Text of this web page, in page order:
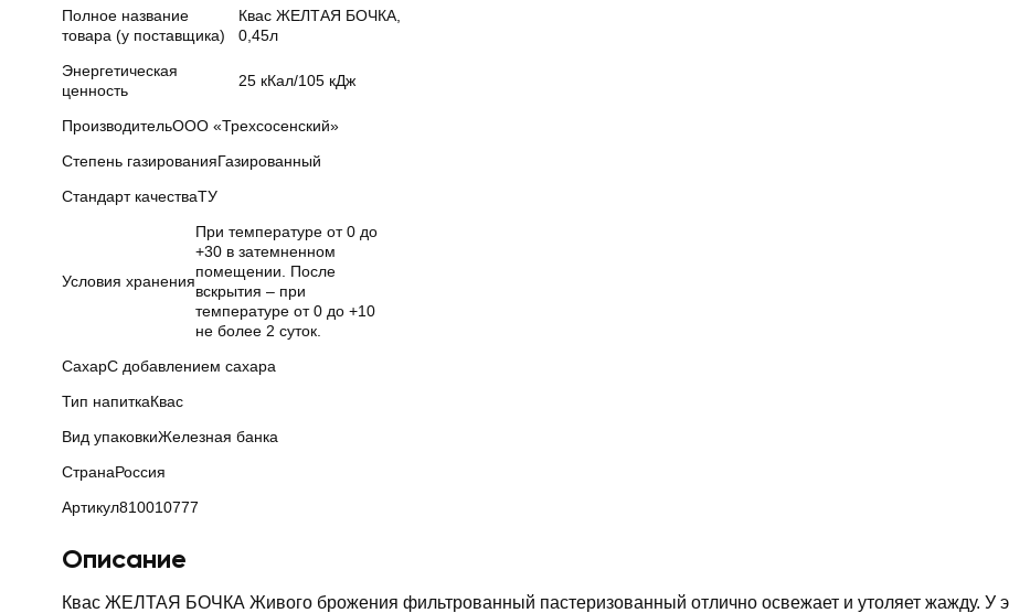
Полное название
товара (у поставщика)
Квас ЖЕЛТАЯ БОЧКА,
0,45л
Энергетическая
ценность
25 кКал/105 кДж
ПроизводительООО «Трехсосенский»
Степень газированияГазированный
Стандарт качестваТУ
Условия хранения
При температуре от 0 до
+30 в затемненном
помещении. После
вскрытия – при
температуре от 0 до +10
не более 2 суток.
СахарС добавлением сахара
Тип напиткаКвас
Вид упаковкиЖелезная банка
СтранаРоссия
Артикул810010777
Описание
Квас ЖЕЛТАЯ БОЧКА Живого брожения фильтрованный пастеризованный отлично освежает и утоляет жажду. У